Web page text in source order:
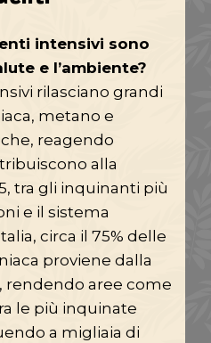
intensivi sono
e l’ambiente?
rilasciano grandi
metano e
reagendo
alla
tra gli inquinanti più
e il sistema
circa il 75% delle
proviene dalla
rendendo aree come
le più inquinate
a migliaia di